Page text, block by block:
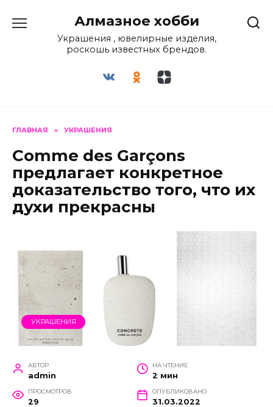
содержанию
Алмазное хобби
Украшения , ювелирные изделия,
роскошь известных брендов.
ГЛАВНАЯ » УКРАШЕНИЯ
Comme des Garçons
предлагает конкретное
доказательство того, что их
духи прекрасны
УКРАШЕНИЯ
АВТОР
admin
НА ЧТЕНИЕ
2 мин
ПРОСМОТРОВ
29
ОПУБЛИКОВАНО
31.03.2022